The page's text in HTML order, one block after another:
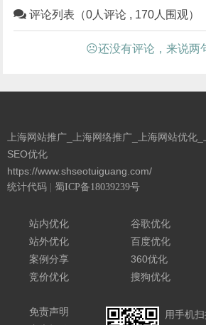
评论列表（0人评论 , 170人围观）
☹还没有评论，来说两
上海网站推广_上海网络推广_上海网站优化_
SEO优化
https://www.shseotuiguang.com/
统计代码 蜀ICP备18039239号
站内优化
站外优化
案例分享
竞价优化
谷歌优化
百度优化
360优化
搜狗优化
免责声明
用手机